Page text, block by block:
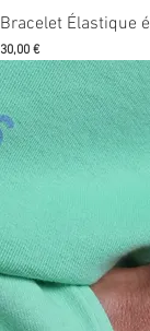
Bracelet Élastique
Prix
30,00 €